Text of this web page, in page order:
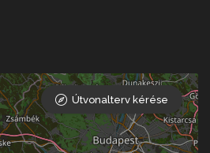
Útvonalterv kérése